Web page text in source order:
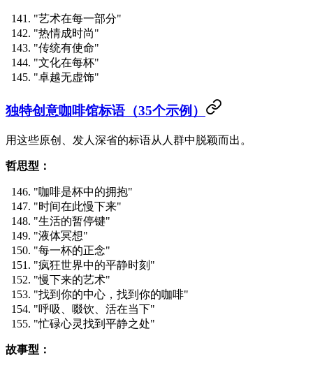
"艺术在每一部分"
"热情成时尚"
"传统有使命"
"文化在每杯"
"卓越无虚饰"
独特创意咖啡馆标语（35个示例）
用这些原创、发人深省的标语从人群中脱颖而出。
哲思型：
"咖啡是杯中的拥抱"
"时间在此慢下来"
"生活的暂停键"
"液体冥想"
"每一杯的正念"
"疯狂世界中的平静时刻"
"慢下来的艺术"
"找到你的中心，找到你的咖啡"
"呼吸、啜饮、活在当下"
"忙碌心灵找到平静之处"
故事型：